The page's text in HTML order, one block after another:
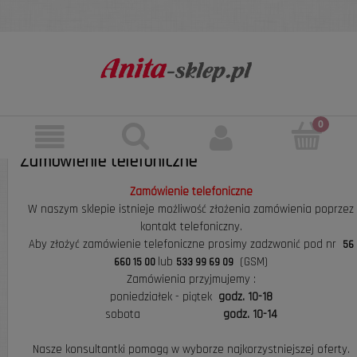
Zamówienie telefoniczne
Zamówienie telefoniczne
W naszym sklepie istnieje możliwość złożenia zamówienia poprzez
kontakt telefoniczny.
Aby złożyć zamówienie telefoniczne prosimy zadzwonić pod nr
56
660 15 00 lub 533 99 69 09 (GSM)
Zamówienia przyjmujemy :
poniedziałek - piątek godz. 10-18
sobota godz. 10-14
Nasze konsultantki pomogą w wyborze najkorzystniejszej oferty.